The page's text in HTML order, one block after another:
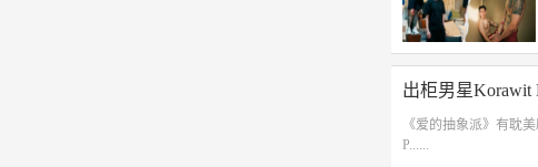
出柜男星Korawit
《爱的抽象派》有耽
P......